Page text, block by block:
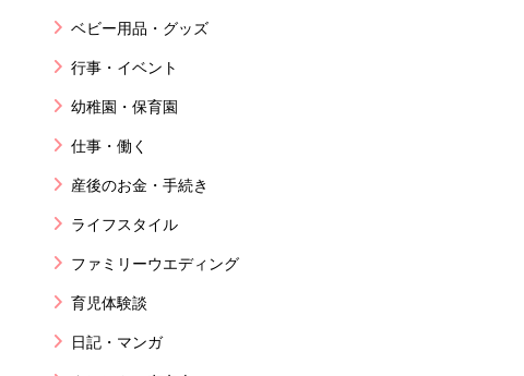
ベビー用品・グッズ
行事・イベント
幼稚園・保育園
仕事・働く
産後のお金・手続き
ライフスタイル
ファミリーウエディング
育児体験談
日記・マンガ